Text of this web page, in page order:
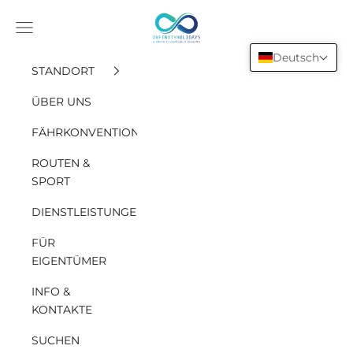
INFINITY HOLIDAYS SAS
Öffne das Navigationsmenü
STANDORT
ÜBER UNS
FÄHRKONVENTION
ROUTEN &
SPORT
DIENSTLEISTUNGEN
FÜR
EIGENTÜMER
INFO &
KONTAKTE
SUCHEN
WOHNUNGEN IM RESIDENZANLAGE
Deutsch